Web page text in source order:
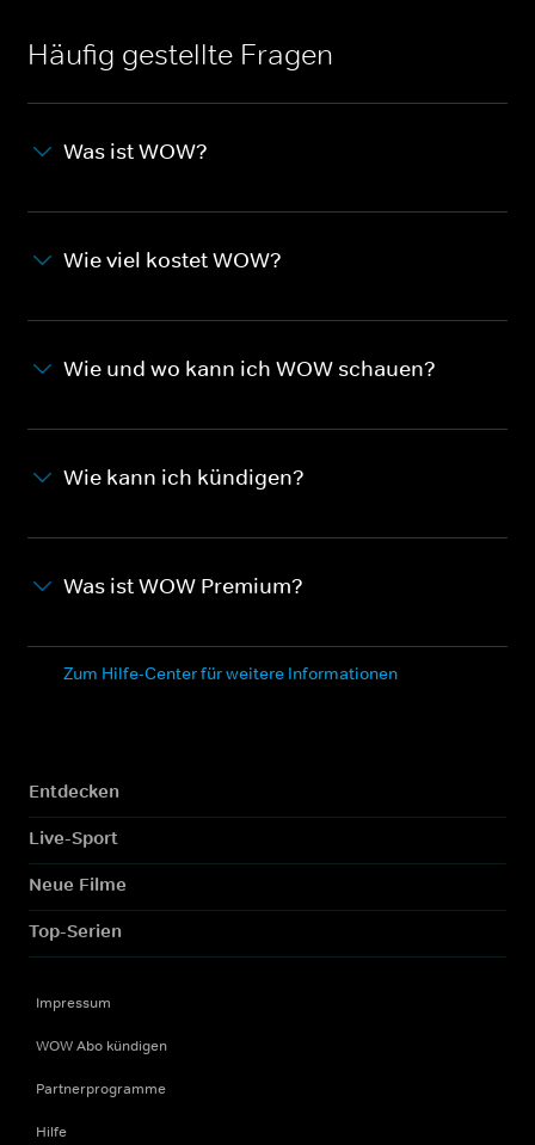
Häufig gestellte Fragen
Was ist WOW?
Wie viel kostet WOW?
Wie und wo kann ich WOW schauen?
Wie kann ich kündigen?
Was ist WOW Premium?
Zum Hilfe-Center für weitere Informationen
Entdecken
Live-Sport
Neue Filme
Top-Serien
Impressum
WOW Abo kündigen
Partnerprogramme
Hilfe